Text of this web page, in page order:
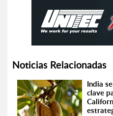
Noticias Relacionadas
India
clave